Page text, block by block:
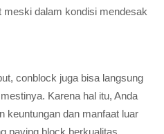
meski dalam kondisi mendesak
conblock juga bisa langsung
Karena hal itu, Anda
keuntungan dan manfaat luar
paving block berkualitas.